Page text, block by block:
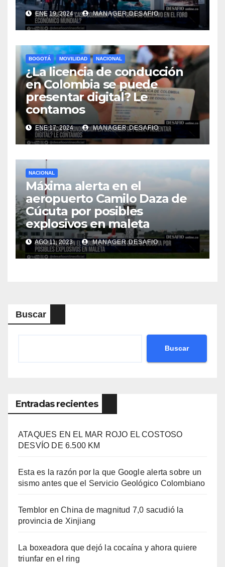
ENE 19, 2024 MANAGER.DESAFIO
BOGOTÁ MOVILIDAD NACIONAL
¿La licencia de conducción
en Colombia se puede
presentar digital? Le
contamos
ENE 17, 2024 MANAGER.DESAFIO
NACIONAL
Máxima alerta en el
aeropuerto Camilo Daza de
Cúcuta por posibles
explosivos en maleta
AGO 11, 2023 MANAGER.DESAFIO
Buscar
Buscar
Entradas recientes
ATAQUES EN EL MAR ROJO EL COSTOSO
DESVÍO DE 6.500 KM
Esta es la razón por la que Google alerta sobre un
sismo antes que el Servicio Geológico Colombiano
Temblor en China de magnitud 7,0 sacudió la
provincia de Xinjiang
La boxeadora que dejó la cocaína y ahora quiere
triunfar en el ring​